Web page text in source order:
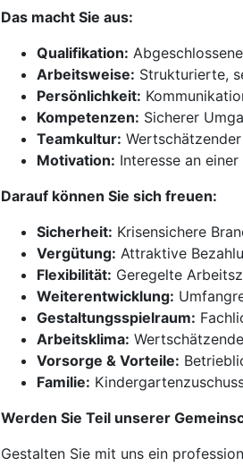
Das macht Sie aus:
Qualifikation:
Arbeitsweise: Strukturierte,
Persönlichkeit:
Kompetenzen: Sicherer
Teamkultur:
Motivation: Interesse an
Darauf können Sie sich freuen:
Sicherheit: Krisensichere
Vergütung: Attraktive
Flexibilität: Geregelte
Weiterentwicklung:
Gestaltungsspielraum:
Arbeitsklima:
Vorsorge & Vorteile:
Familie:
Werden Sie Teil unserer
Gestalten Sie mit uns ein